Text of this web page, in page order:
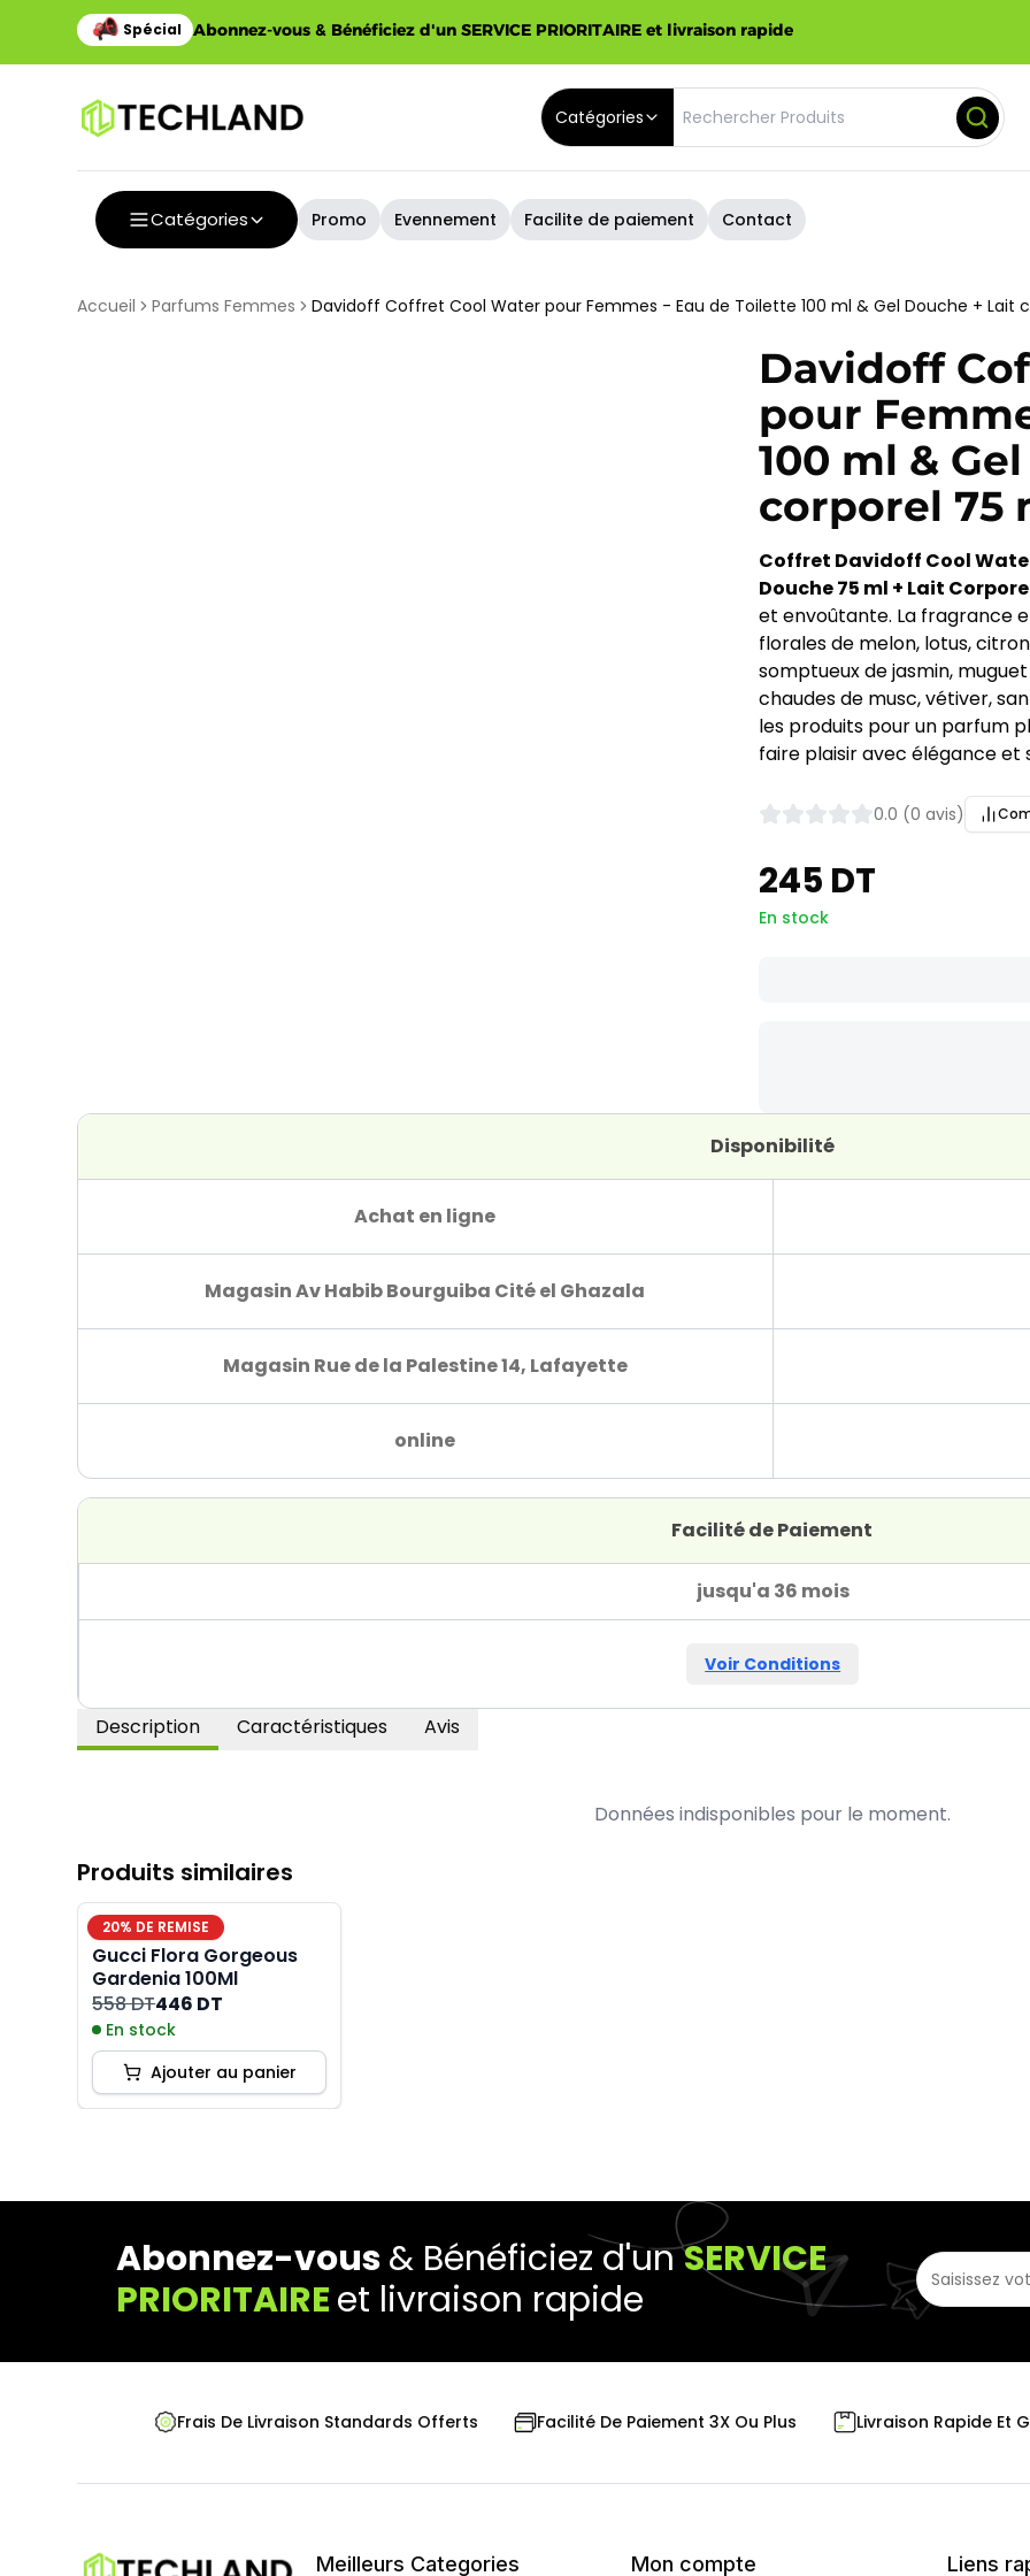
Abonnez-vous & Bénéficiez d'un SERVICE PRIORITAIRE et livraison rapide
Catégories
Catégories Promo Evennement Facilite de paiement Contact
Accueil Parfums Femmes Davidoff Coffret Cool Water pour Femmes - Eau de Toilette 100 ml & Gel Douche + Lait
Davidoff
pour
100 ml &
corporel 75
Coffret Davidoff Cool
Douche 75 ml + Lait
et envoûtante. La fragrance
florales de melon, lotus,
somptueux de jasmin,
chaudes de musc, vétiver,
les produits pour un parfum
faire plaisir avec élégance et
0.0 (0 avis)
245 DT
En stock
Disponibilité
Achat en ligne
Magasin Av Habib Bourguiba Cité el Ghazala
Magasin Rue de la Palestine 14, Lafayette
online
Facilité de Paiement
jusqu'a 36 mois
Voir Conditions
Description Caractéristiques Avis
Données indisponibles pour le moment.
Produits similaires
20% DE REMISE
Gucci Flora Gorgeous
Gardenia 100Ml
558 DT446 DT
En stock
Ajouter au panier
Abonnez-vous& Bénéficiez d'unSERVICE
PRIORITAIREet livraison rapide
Frais De Livraison Standards Offerts Facilité De Paiement 3X Ou Plus Livraison Rapide Et
Meilleurs Categories Mon compte Liens